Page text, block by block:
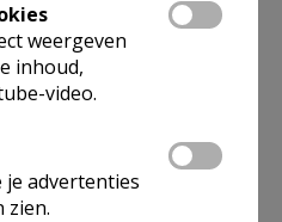
weergeven
inhoud,
video.
advertenties
zien.